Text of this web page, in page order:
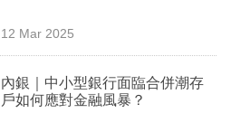
12 Mar 2025
內銀｜中小型銀行面臨合併潮存
戶如何應對金融風暴？